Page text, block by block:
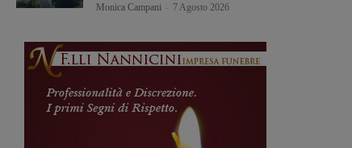
Monica Campani 7 Agosto 2026